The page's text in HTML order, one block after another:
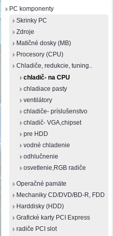
PC komponenty
Skrinky PC
Zdroje
Matičné dosky (MB)
Procesory (CPU)
Chladiče, redukcie, tuning..
chladič- na CPU
chladiace pasty
ventilátory
chladiče- príslušenstvo
chladič- VGA,chipset
pre HDD
vodné chladenie
odhlučnenie
osvetlenie,RGB radiče
Operačné pamäte
Mechaniky CD/DVD/BD-R, FDD
Harddisky (HDD)
Grafické karty PCI Express
radiče PCI slot